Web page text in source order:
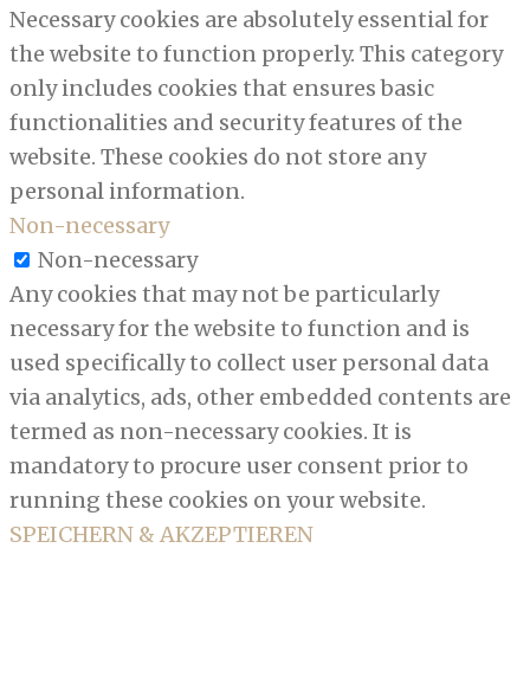
Necessary cookies are absolutely essential for
the website to function properly. This category
only includes cookies that ensures basic
functionalities and security features of the
website. These cookies do not store any
personal information.
Non-necessary
Non-necessary
Any cookies that may not be particularly
necessary for the website to function and is
used specifically to collect user personal data
via analytics, ads, other embedded contents are
termed as non-necessary cookies. It is
mandatory to procure user consent prior to
running these cookies on your website.
SPEICHERN & AKZEPTIEREN